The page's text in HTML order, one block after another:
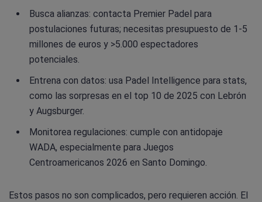
Busca alianzas: contacta Premier Padel para
postulaciones futuras; necesitas presupuesto de 1-5
millones de euros y >5.000 espectadores
potenciales.
Entrena con datos: usa Padel Intelligence para stats,
como las sorpresas en el top 10 de 2025 con Lebrón
y Augsburger.
Monitorea regulaciones: cumple con antidopaje
WADA, especialmente para Juegos
Centroamericanos 2026 en Santo Domingo.
Estos pasos no son complicados, pero requieren acción. El